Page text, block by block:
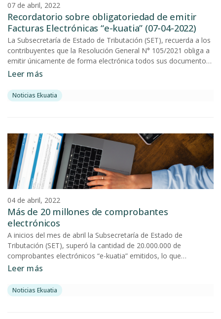
07 de abril, 2022
Recordatorio sobre obligatoriedad de emitir
Facturas Electrónicas “e-kuatia” (07-04-2022)
La Subsecretaría de Estado de Tributación (SET), recuerda a los
contribuyentes que la Resolución General N° 105/2021 obliga a
emitir únicamente de forma electrónica todos sus documentos
tributarios (a excepción del Comprobante de Retención virtual) a
siguiente:
Leer más
Noticias Ekuatia
04 de abril, 2022
Más de 20 millones de comprobantes
electrónicos
A inicios del mes de abril la Subsecretaría de Estado de
Tributación (SET), superó la cantidad de 20.000.000 de
comprobantes electrónicos “e-kuatia” emitidos, lo que
representa un ahorro en papel equivalente a 200.000 kg. de
Leer más
Noticias Ekuatia